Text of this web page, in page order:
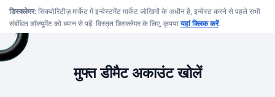
डिस्क्लेमर: सिक्योरिटीज़ मार्केट में इन्वेस्टमेंट मार्केट जोखिमों के अधीन है, इन्वेस्ट करने से पहले सभी
संबंधित डॉक्यूमेंट को ध्यान से पढ़ें. विस्तृत डिस्क्लेमर के लिए, कृपयायहां क्लिक करें.
मुफ्त डीमैट अकाउंट खोलें